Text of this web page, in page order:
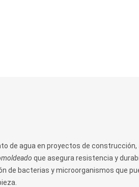
de agua en proyectos de
que asegura resistencia y
de bacterias y microorganismos que